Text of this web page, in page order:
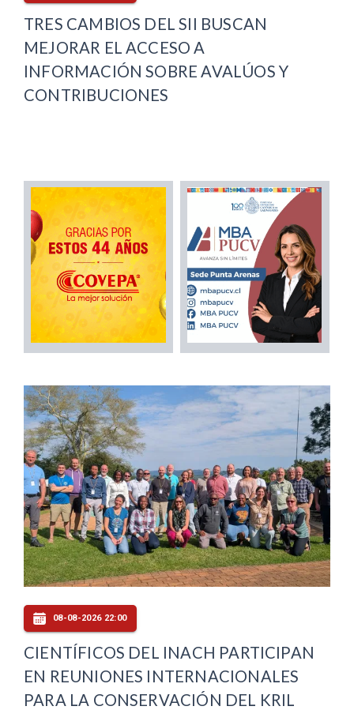
TRES CAMBIOS DEL SII BUSCAN
MEJORAR EL ACCESO A
INFORMACIÓN SOBRE AVALÚOS Y
CONTRIBUCIONES
08-08-2026 22:00
CIENTÍFICOS DEL INACH PARTICIPAN
EN REUNIONES INTERNACIONALES
PARA LA CONSERVACIÓN DEL KRIL